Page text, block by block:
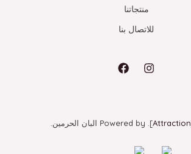
منتجاتنا
للاتصال بنا
Attraction]. Powered by البان الحرمين.